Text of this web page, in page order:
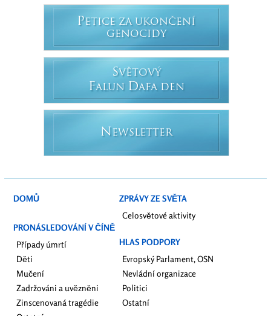
PETICE ZA UKONČENÍ
GENOCIDY
SVĚTOVÝ
FALUN DAFA DEN
N EWSLETTER
DOMŮ
PRONÁSLEDOVÁNÍ V ČÍNĚ
Případy úmrtí
Děti
Mučení
Zadržováni a uvězněni
Zinscenovaná tragédie
ZPRÁVY ZE SVĚTA
Celosvětové aktivity
HLAS PODPORY
Evropský Parlament, OSN
Nevládní organizace
Politici
Ostatní